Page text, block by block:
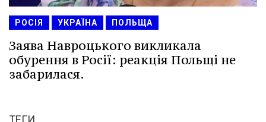
РОСІЯ УКРАЇНА ПОЛЬЩА
Заява Навроцького викликала
обурення в Росії: реакція Польщі не
забарилася.
ТЕГИ